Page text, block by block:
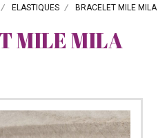
ELASTIQUES BRACELET MILE MILA
MILE MILA